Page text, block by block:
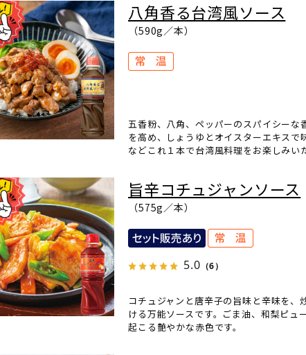
八角香る台湾風ソース
（590g／本）
五香粉、八角、ペッパーのスパイシーな
を高め、しょうゆとオイスターエキス
などこれ１本で台湾風料理をお楽しみい
旨辛コチュジャンソース
（575g／本）
5.0 （6）
コチュジャンと唐辛子の旨味と辛味を
ける万能ソースです。ごま油、和梨ピ
起こる艶やかな赤色です。